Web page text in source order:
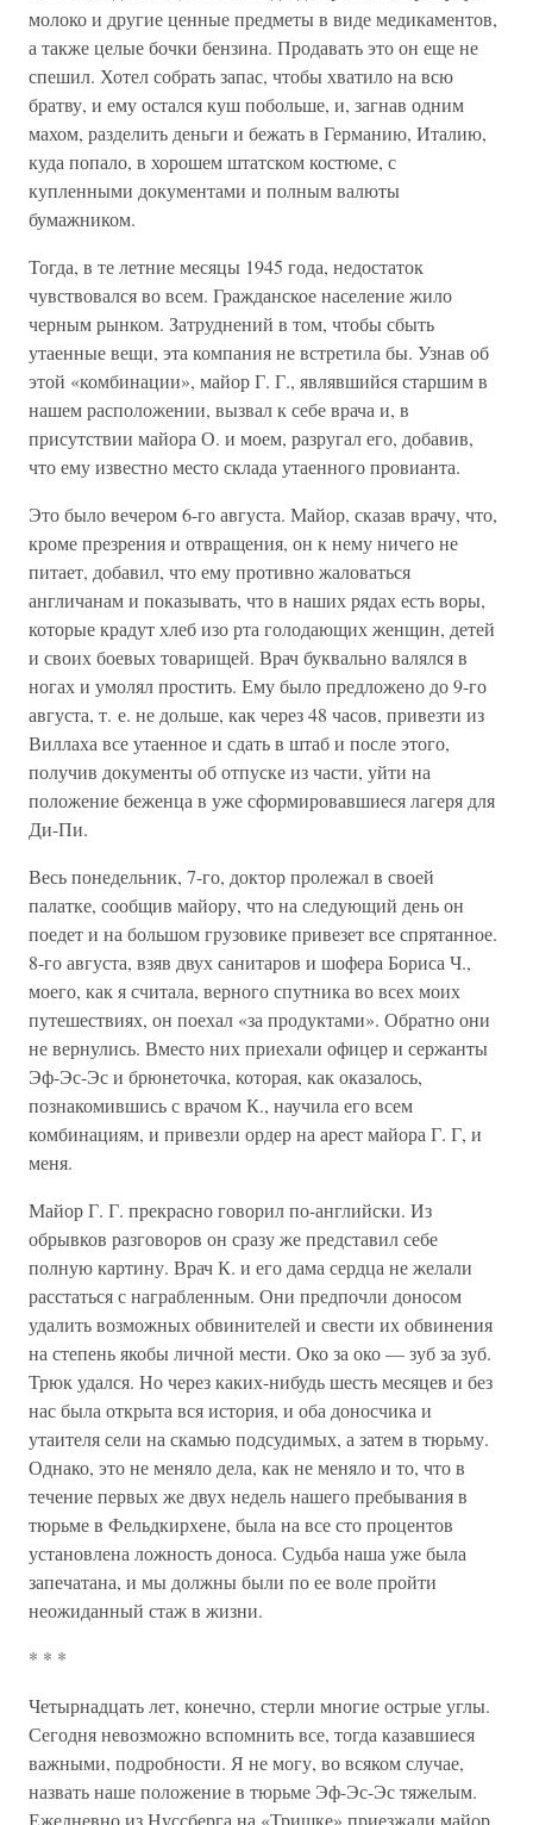
молоко и другие ценные предметы в виде медикаментов,
а также целые бочки бензина. Продавать это он еще не
спешил. Хотел собрать запас, чтобы хватило на всю
братву, и ему остался куш побольше, и, загнав одним
махом, разделить деньги и бежать в Германию, Италию,
куда попало, в хорошем штатском костюме, с
купленными документами и полным валюты
бумажником.
Тогда, в те летние месяцы 1945 года, недостаток
чувствовался во всем. Гражданское население жило
черным рынком. Затруднений в том, чтобы сбыть
утаенные вещи, эта компания не встретила бы. Узнав об
этой «комбинации», майор Г. Г., являвшийся старшим в
нашем расположении, вызвал к себе врача и, в
присутствии майора О. и моем, разругал его, добавив,
что ему известно место склада утаенного провианта.
Это было вечером 6-го августа. Майор, сказав врачу, что,
кроме презрения и отвращения, он к нему ничего не
питает, добавил, что ему противно жаловаться
англичанам и показывать, что в наших рядах есть воры,
которые крадут хлеб изо рта голодающих женщин, детей
и своих боевых товарищей. Врач буквально валялся в
ногах и умолял простить. Ему было предложено до 9-го
августа, т. е. не дольше, как через 48 часов, привезти из
Виллаха все утаенное и сдать в штаб и после этого,
получив документы об отпуске из части, уйти на
положение беженца в уже сформировавшиеся лагеря для
Ди-Пи.
Весь понедельник, 7-го, доктор пролежал в своей
палатке, сообщив майору, что на следующий день он
поедет и на большом грузовике привезет все спрятанное.
8-го августа, взяв двух санитаров и шофера Бориса Ч.,
моего, как я считала, верного спутника во всех моих
путешествиях, он поехал «за продуктами». Обратно они
не вернулись. Вместо них приехали офицер и сержанты
Эф-Эс-Эс и брюнеточка, которая, как оказалось,
познакомившись с врачом К., научила его всем
комбинациям, и привезли ордер на арест майора Г. Г, и
меня.
Майор Г. Г. прекрасно говорил по-английски. Из
обрывков разговоров он сразу же представил себе
полную картину. Врач К. и его дама сердца не желали
расстаться с награбленным. Они предпочли доносом
удалить возможных обвинителей и свести их обвинения
на степень якобы личной мести. Око за око — зуб за зуб.
Трюк удался. Но через каких-нибудь шесть месяцев и без
нас была открыта вся история, и оба доносчика и
утаителя сели на скамью подсудимых, а затем в тюрьму.
Однако, это не меняло дела, как не меняло и то, что в
течение первых же двух недель нашего пребывания в
тюрьме в Фельдкирхене, была на все сто процентов
установлена ложность доноса. Судьба наша уже была
запечатана, и мы должны были по ее воле пройти
неожиданный стаж в жизни.
* * *
Четырнадцать лет, конечно, стерли многие острые углы.
Сегодня невозможно вспомнить все, тогда казавшиеся
важными, подробности. Я не могу, во всяком случае,
назвать наше положение в тюрьме Эф-Эс-Эс тяжелым.
Ежедневно из Нуссберга на «Тришке» приезжали майор